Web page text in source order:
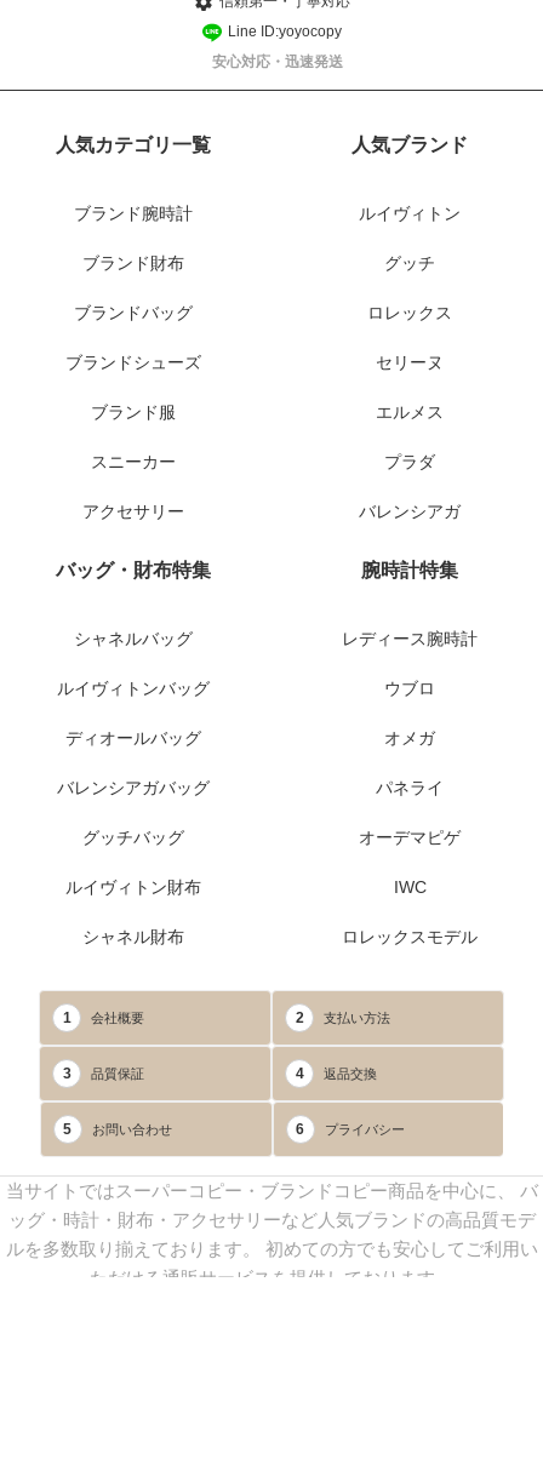
Line ID:yoyocopy
安心対応・迅速発送
人気カテゴリ一覧
ブランド腕時計
ブランド財布
ブランドバッグ
ブランドシューズ
ブランド服
スニーカー
アクセサリー
人気ブランド
ルイヴィトン
グッチ
ロレックス
セリーヌ
エルメス
プラダ
バレンシアガ
バッグ・財布特集
シャネルバッグ
ルイヴィトンバッグ
ディオールバッグ
バレンシアガバッグ
グッチバッグ
ルイヴィトン財布
シャネル財布
腕時計特集
レディース腕時計
ウブロ
オメガ
パネライ
オーデマピゲ
IWC
ロレックスモデル
1 会社概要 2 支払い方法
3 品質保証 4 返品交換
5 お問い合わせ 6 プライバシー
当サイトではスーパーコピー・ブランドコピー商品を中心に、 バ
ッグ・時計・財布・アクセサリーなど人気ブランドの高品質モデ
ルを多数取り揃えております。 初めての方でも安心してご利用い
ただける通販サービスを提供しております。